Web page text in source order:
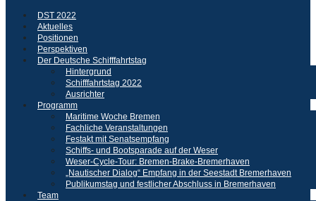
DST 2022
Aktuelles
Positionen
Perspektiven
Der Deutsche Schifffahrtstag
Hintergrund
Schifffahrtstag 2022
Ausrichter
Programm
Maritime Woche Bremen
Fachliche Veranstaltungen
Festakt mit Senatsempfang
Schiffs- und Bootsparade auf der Weser
Weser-Cycle-Tour: Bremen-Brake-Bremerhaven
„Nautischer Dialog“ Empfang in der Seestadt Bremerhaven
Publikumstag und festlicher Abschluss in Bremerhaven
Team